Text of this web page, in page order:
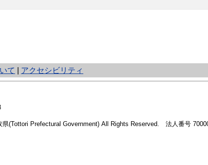
て アクセシビリティ
県(Tottori Prefectural Government) All Rights Reserved. 法人番号